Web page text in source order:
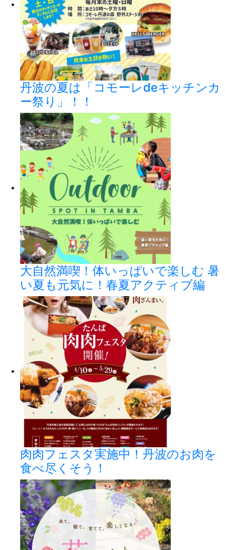
丹波の夏は「コモーレdeキッチンカ
ー祭り」！！
大自然満喫！体いっぱいで楽しむ 暑
い夏も元気に！春夏アクティブ編
肉肉フェスタ実施中！丹波のお肉を
食べ尽くそう！